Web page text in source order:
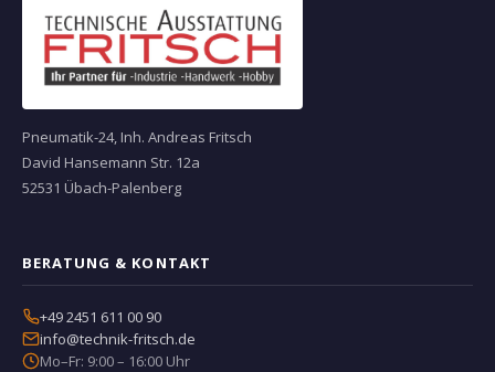
Pneumatik-24, Inh. Andreas Fritsch
David Hansemann Str. 12a
52531 Übach-Palenberg
BERATUNG & KONTAKT
+49 2451 611 00 90
info@technik-fritsch.de
Mo–Fr: 9:00 – 16:00 Uhr